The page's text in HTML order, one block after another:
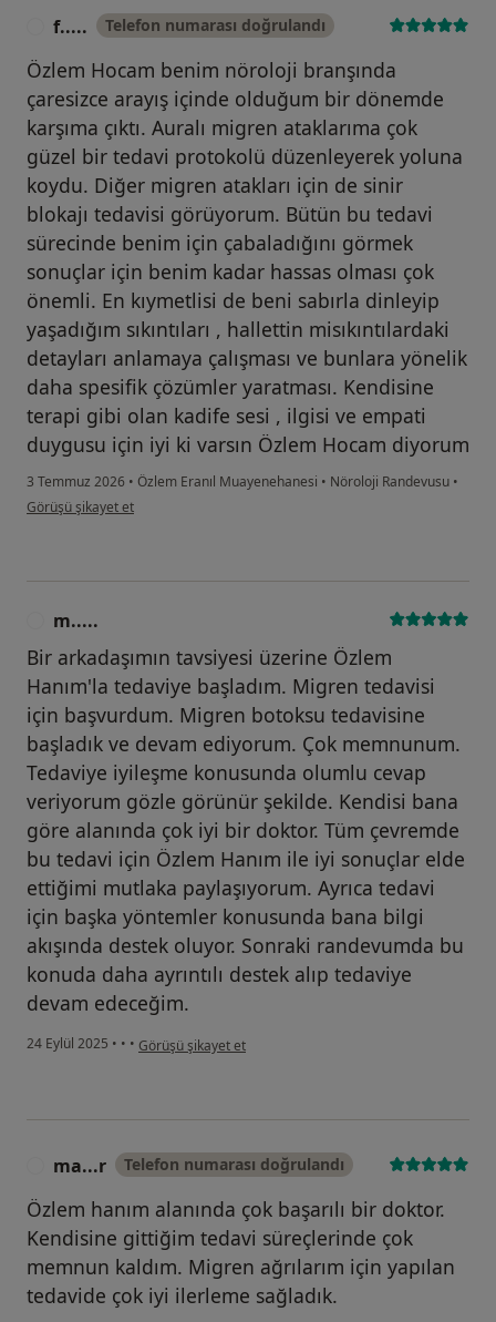
f..... Telefon numarası doğrulandı
Özlem Hocam benim nöroloji branşında
çaresizce arayış içinde olduğum bir dönemde
karşıma çıktı. Auralı migren ataklarıma çok
güzel bir tedavi protokolü düzenleyerek yoluna
koydu. Diğer migren atakları için de sinir
blokajı tedavisi görüyorum. Bütün bu tedavi
sürecinde benim için çabaladığını görmek
sonuçlar için benim kadar hassas olması çok
önemli. En kıymetlisi de beni sabırla dinleyip
yaşadığım sıkıntıları , hallettin misıkıntılardaki
detayları anlamaya çalışması ve bunlara yönelik
daha spesifik çözümler yaratması. Kendisine
terapi gibi olan kadife sesi , ilgisi ve empati
duygusu için iyi ki varsın Özlem Hocam diyorum
3 Temmuz 2026 • Özlem Eranıl Muayenehanesi • Nöroloji Randevusu •
kullanıcının görüşüne göre f.....
Görüşü şikayet et
m.....
Bir arkadaşımın tavsiyesi üzerine Özlem
Hanım'la tedaviye başladım. Migren tedavisi
için başvurdum. Migren botoksu tedavisine
başladık ve devam ediyorum. Çok memnunum.
Tedaviye iyileşme konusunda olumlu cevap
veriyorum gözle görünür şekilde. Kendisi bana
göre alanında çok iyi bir doktor. Tüm çevremde
bu tedavi için Özlem Hanım ile iyi sonuçlar elde
ettiğimi mutlaka paylaşıyorum. Ayrıca tedavi
için başka yöntemler konusunda bana bilgi
akışında destek oluyor. Sonraki randevumda bu
konuda daha ayrıntılı destek alıp tedaviye
devam edeceğim.
24 Eylül 2025 • • • kullanıcının görüşüne göre m.....
Görüşü şikayet et
ma...r Telefon numarası doğrulandı
Özlem hanım alanında çok başarılı bir doktor.
Kendisine gittiğim tedavi süreçlerinde çok
memnun kaldım. Migren ağrılarım için yapılan
tedavide çok iyi ilerleme sağladık.